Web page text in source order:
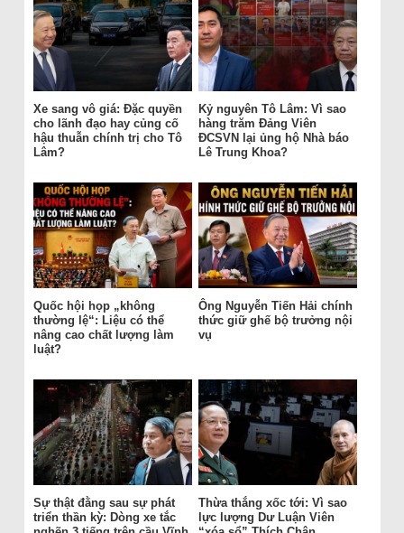
Xe sang vô giá: Đặc quyền
cho lãnh đạo hay củng cố
hậu thuẫn chính trị cho Tô
Lâm?
Kỷ nguyên Tô Lâm: Vì sao
hàng trăm Đảng Viên
ĐCSVN lại ủng hộ Nhà báo
Lê Trung Khoa?
Quốc hội họp „không
thường lệ“: Liệu có thể
nâng cao chất lượng làm
luật?
Ông Nguyễn Tiến Hải chính
thức giữ ghế bộ trưởng nội
vụ
Sự thật đằng sau sự phát
triển thần kỳ: Dòng xe tắc
Thừa thắng xốc tới: Vì sao
lực lượng Dư Luận Viên